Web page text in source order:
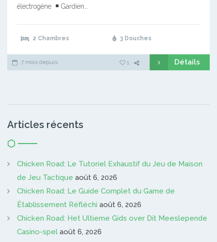
électrogène
Gardien…
2 Chambres 3 Douches
7 mois depuis 1 Détails
Articles récents
Chicken Road: Le Tutoriel Exhaustif du Jeu de Maison
de Jeu Tactique août 6, 2026
Chicken Road: Le Guide Complet du Game de
Établissement Réfléchi août 6, 2026
Chicken Road: Het Ultieme Gids over Dit Meeslepende
Casino-spel août 6, 2026